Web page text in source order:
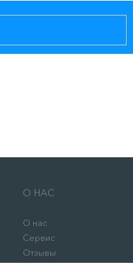
О НАС
О нас
Сервис
Отзывы